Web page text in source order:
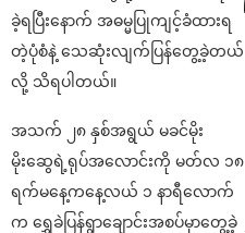
ခဲ့ရပြီးနောက် အဓမ္မပြုကျင့်ခံထားရ
တဲ့ပုံစံနဲ့ သေဆုံးလျက်ပြန်တွေ့ခဲ့တယ်
လို့ သိရပါတယ်။
အသက် ၂၈ နှစ်အရွယ် မခင်မိုး
မိုးဆွေရဲ့ရုပ်အလောင်းကို မတ်လ ၁၈
ရက်မနေ့ကနေ့လယ် ၁ နာရီလောက်
က ရွှေခဲပြန်ရွာချောင်းအစပ်မှာတွေ့ခဲ့